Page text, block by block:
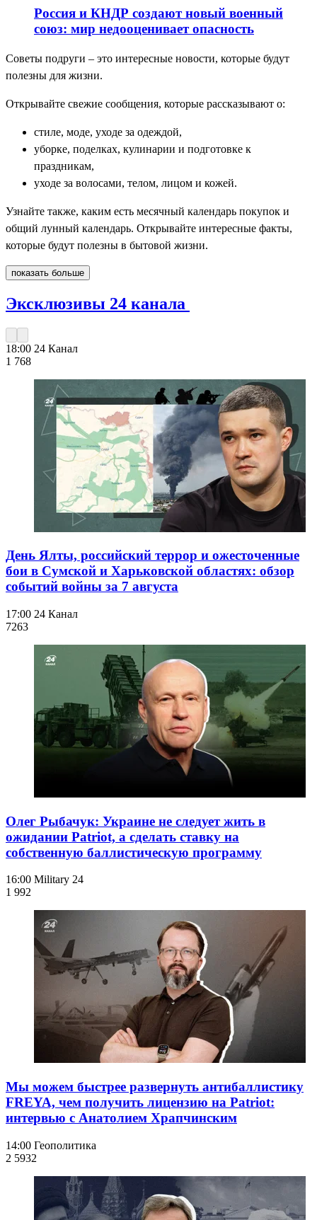
Россия и КНДР создают новый военный
союз: мир недооценивает опасность
Советы подруги – это интересные новости, которые будут
полезны для жизни.
Открывайте свежие сообщения, которые рассказывают о:
стиле, моде, уходе за одеждой,
уборке, поделках, кулинарии и подготовке к
праздникам,
уходе за волосами, телом, лицом и кожей.
Узнайте также, каким есть месячный календарь покупок и
общий лунный календарь. Открывайте интересные факты,
которые будут полезны в бытовой жизни.
показать больше
Эксклюзивы 24 канала
18:00 24 Канал
1 768
День Ялты, российский террор и ожесточенные
бои в Сумской и Харьковской областях: обзор
событий войны за 7 августа
17:00 24 Канал
7263
Олег Рыбачук: Украине не следует жить в
ожидании Patriot, а сделать ставку на
собственную баллистическую программу
16:00 Military 24
1 992
Мы можем быстрее развернуть антибаллистику
FREYA, чем получить лицензию на Patriot:
интервью с Анатолием Храпчинским
14:00 Геополитика
2 5932